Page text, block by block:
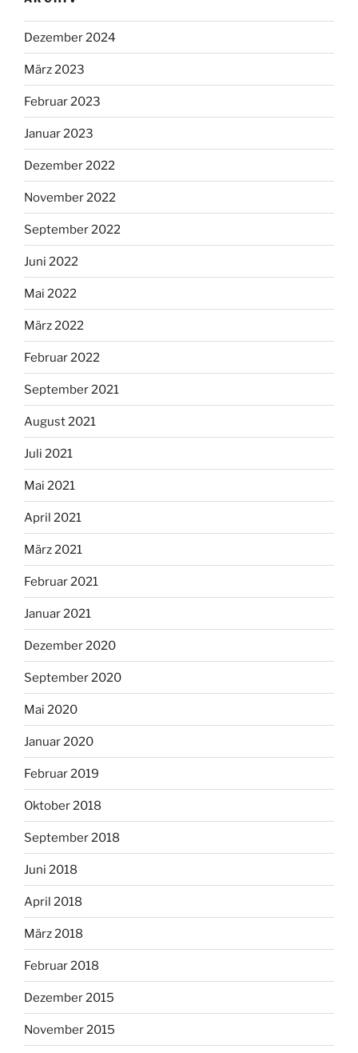
Dezember 2024
März 2023
Februar 2023
Januar 2023
Dezember 2022
November 2022
September 2022
Juni 2022
Mai 2022
März 2022
Februar 2022
September 2021
August 2021
Juli 2021
Mai 2021
April 2021
März 2021
Februar 2021
Januar 2021
Dezember 2020
September 2020
Mai 2020
Januar 2020
Februar 2019
Oktober 2018
September 2018
Juni 2018
April 2018
März 2018
Februar 2018
Dezember 2015
November 2015